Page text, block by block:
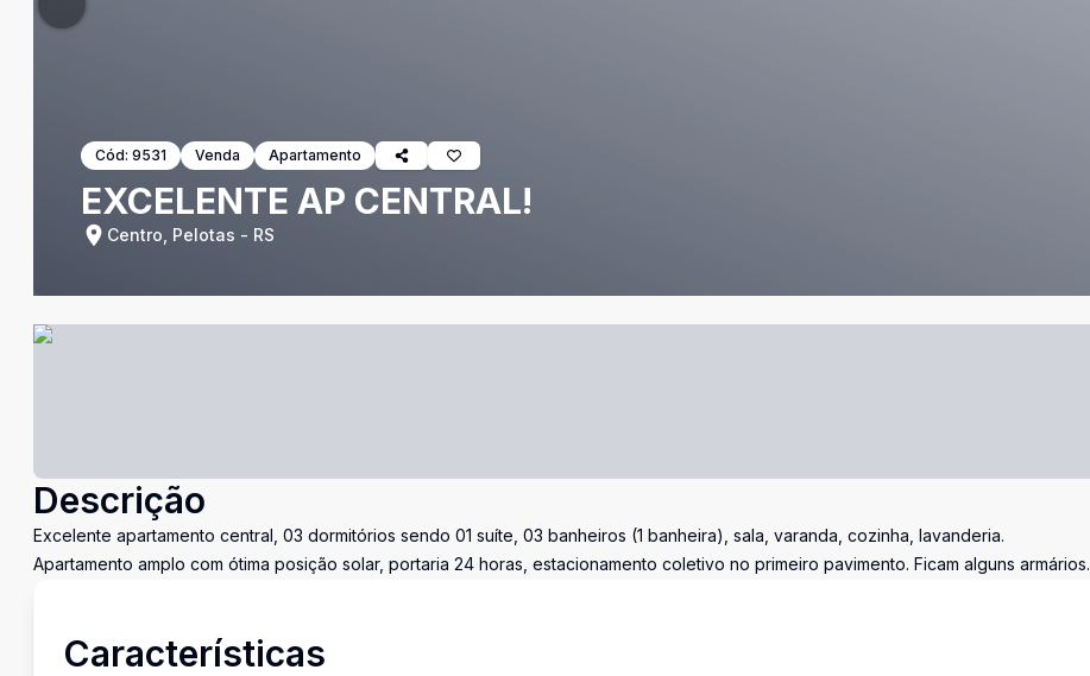
Cód: 9531 Venda Apartamento
EXCELENTE AP CENTRAL!
Centro, Pelotas - RS
Descrição
Excelente apartamento central, 03 dormitórios sendo 01 suíte, 03 banheiros (1 banheira), sala, varanda, cozinha, lavanderia.
Apartamento amplo com ótima posição solar, portaria 24 horas, estacionamento coletivo no primeiro pavimento. Ficam alguns armários.
Características